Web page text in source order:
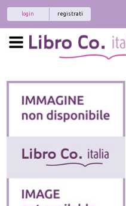
registrati
login